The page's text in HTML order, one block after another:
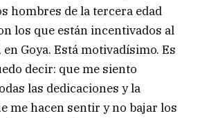
hombres de la tercera edad
los que están incentivados al
Goya. Está motivadísimo. Es
decir: que me siento
las dedicaciones y la
me hacen sentir y no bajar los